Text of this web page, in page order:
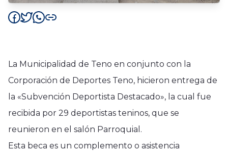
La Municipalidad de Teno en conjunto con la
Corporación de Deportes Teno, hicieron entrega de
la «Subvención Deportista Destacado», la cual fue
recibida por 29 deportistas teninos, que se
reunieron en el salón Parroquial.
Esta beca es un complemento o asistencia